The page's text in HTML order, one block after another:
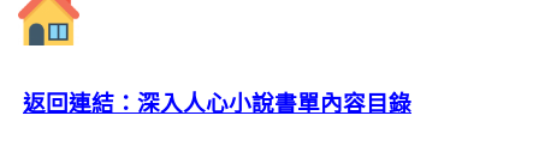
返回連結：深入人心小說書單內容目錄